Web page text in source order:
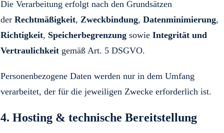
Die Verarbeitung erfolgt nach den Grundsätzen
der Rechtmäßigkeit, Zweckbindung, Datenminimierung,
Richtigkeit, Speicherbegrenzung sowie Integrität und
Vertraulichkeit gemäß Art. 5 DSGVO.
Personenbezogene Daten werden nur in dem Umfang
verarbeitet, der für die jeweiligen Zwecke erforderlich ist.
4. Hosting & technische Bereitstellung